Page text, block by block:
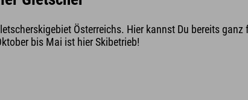
Österreichs. Hier kannst Du bereits ganz
bis Mai ist hier Skibetrieb!